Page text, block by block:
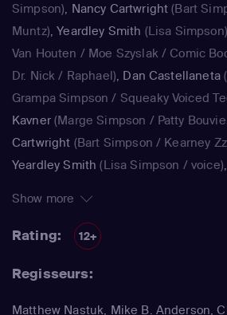
Simpson), Nancy Cartwright (Bart
Muntz),Yeardley Smith (Lisa Simpson)
Van Houten / Moe Szyslak / Comic
Dr. Nick / Raphael), Dan Castellaneta
Grampa Simpson / Squeaky Voiced
Kavner(Marge Simpson / Patty
Cartwright (Bart Simpson / Kearney
Yeardley Smith (Lisa Simpson / voice),
Castellaneta(Homer Simpson / Kodos)
(Bart Simpson)
Houten / Clancy Wiggum / Snake
Show more
Rating: 12+
Regisseurs:
Matthew Nastuk, Mike B. Anderson,